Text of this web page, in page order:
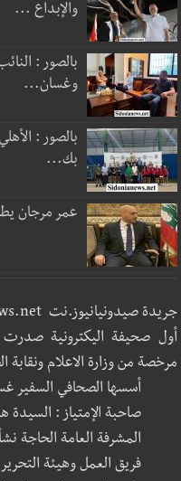
والإبداع ...
بالصور :
وغسان...
بالصور :
بك...
عمر مرجان
جريدة صيدونيانيوز.نت www.sidonianews.net
مرخصة من وزارة الاعلام ونقابة
أسسها الصحافي السفير
صاحبة الإمتياز : السيدة
المشرفة العامة الحاجة
فريق العمل وهيئة التحرير